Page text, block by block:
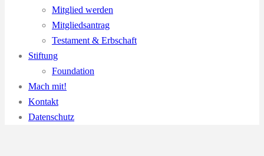
Mitglied werden
Mitgliedsantrag
Testament & Erbschaft
Stiftung
Foundation
Mach mit!
Kontakt
Datenschutz